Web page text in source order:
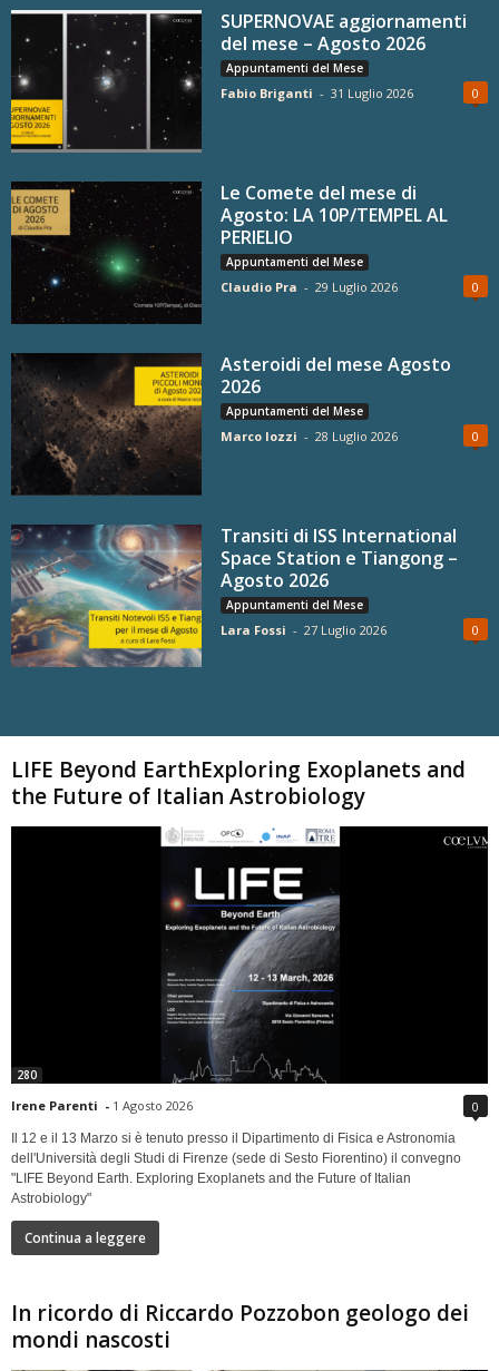
SUPERNOVAE aggiornamenti
del mese – Agosto 2026
Appuntamenti del Mese
Fabio Briganti - 31 Luglio 2026 0
Le Comete del mese di
Agosto: LA 10P/TEMPEL AL
PERIELIO
Appuntamenti del Mese
Claudio Pra - 29 Luglio 2026 0
Asteroidi del mese Agosto
2026
Appuntamenti del Mese
Marco Iozzi - 28 Luglio 2026 0
Transiti di ISS International
Space Station e Tiangong –
Agosto 2026
Appuntamenti del Mese
Lara Fossi - 27 Luglio 2026 0
LIFE Beyond EarthExploring Exoplanets and
the Future of Italian Astrobiology
280
Irene Parenti - 1 Agosto 2026 0
Il 12 e il 13 Marzo si è tenuto presso il Dipartimento di Fisica e Astronomia
dell'Università degli Studi di Firenze (sede di Sesto Fiorentino) il convegno
"LIFE Beyond Earth. Exploring Exoplanets and the Future of Italian
Astrobiology"
Continua a leggere
In ricordo di Riccardo Pozzobon geologo dei
mondi nascosti